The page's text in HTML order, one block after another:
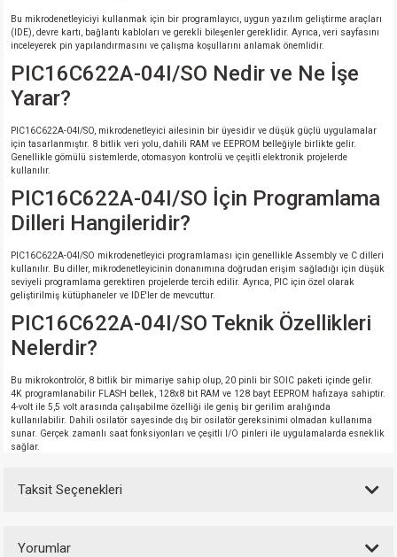
Bu mikrodenetleyiciyi kullanmak için bir programlayıcı, uygun yazılım geliştirme araçları
(IDE), devre kartı, bağlantı kabloları ve gerekli bileşenler gereklidir. Ayrıca, veri sayfasını
inceleyerek pin yapılandırmasını ve çalışma koşullarını anlamak önemlidir.
PIC16C622A-04I/SO Nedir ve Ne İşe
Yarar?
PIC16C622A-04I/SO, mikrodenetleyici ailesinin bir üyesidir ve düşük güçlü uygulamalar
için tasarlanmıştır. 8 bitlik veri yolu, dahili RAM ve EEPROM belleğiyle birlikte gelir.
Genellikle gömülü sistemlerde, otomasyon kontrolü ve çeşitli elektronik projelerde
kullanılır.
PIC16C622A-04I/SO İçin Programlama
Dilleri Hangileridir?
PIC16C622A-04I/SO mikrodenetleyici programlaması için genellikle Assembly ve C dilleri
kullanılır. Bu diller, mikrodenetleyicinin donanımına doğrudan erişim sağladığı için düşük
seviyeli programlama gerektiren projelerde tercih edilir. Ayrıca, PIC için özel olarak
geliştirilmiş kütüphaneler ve IDE'ler de mevcuttur.
PIC16C622A-04I/SO Teknik Özellikleri
Nelerdir?
Bu mikrokontrolör, 8 bitlik bir mimariye sahip olup, 20 pinli bir SOIC paketi içinde gelir.
4K programlanabilir FLASH bellek, 128x8 bit RAM ve 128 bayt EEPROM hafızaya sahiptir.
4-volt ile 5,5 volt arasında çalışabilme özelliği ile geniş bir gerilim aralığında
kullanılabilir. Dahili osilatör sayesinde dış bir osilatör gereksinimi olmadan kullanıma
sunar. Gerçek zamanlı saat fonksiyonları ve çeşitli I/O pinleri ile uygulamalarda esneklik
sağlar.
Taksit Seçenekleri
Yorumlar